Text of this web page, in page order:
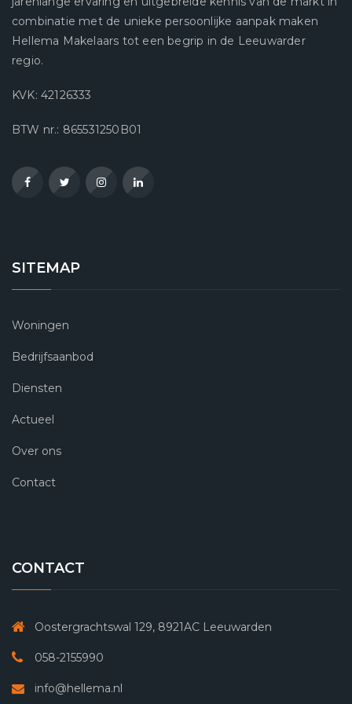
m², een bedrijfsgebouw van circa 2.700 m² en een
industriële bestemming maakt dit object bijzonder
aantrekkelijk voor ondernemers die ruimte zoeken om te
groeien. Een locatie waar bedrijfsvoering, logistiek en
combinatie met de unieke persoonlijke aanpak maken
Hellema Makelaars tot een begrip in de Leeuwarder
regio.
KVK: 42126333
BTW nr.: 865531250B01
SITEMAP
Woningen
Bedrijfsaanbod
Diensten
Actueel
Over ons
Contact
CONTACT
Oostergrachtswal 129, 8921AC Leeuwarden
058-2155990
info@hellema.nl